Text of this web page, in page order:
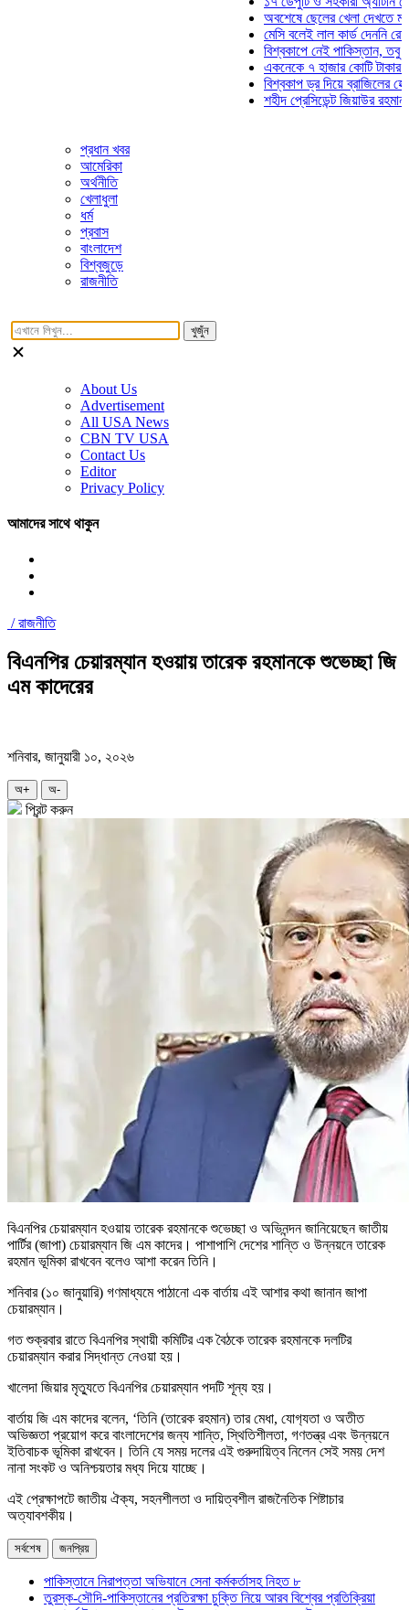
অবশেষে ছেলের খেলা দেখতে মাঠে
মেসি বলেই লাল কার্ড দেননি
বিশ্বকাপে নেই পাকিস্তান, তবু
একনেকে ৭ হাজার কোটি টাকার ৫
বিশ্বকাপ ড্র দিয়ে ব্রাজিলের হেক্সা
শহীদ প্রেসিডেন্ট জিয়াউর রহমান
প্রধান খবর
আমেরিকা
অর্থনীতি
খেলাধুলা
ধর্ম
প্রবাস
বাংলাদেশ
বিশ্বজুড়ে
রাজনীতি
খুজুঁন
About Us
Advertisement
All USA News
CBN TV USA
Contact Us
Editor
Privacy Policy
আমাদের সাথে থাকুন
/রাজনীতি
বিএনপির চেয়ারম্যান হওয়ায় তারেক রহমানকে শুভেচ্ছা জি
এম কাদেরের
শনিবার, জানুয়ারী ১০, ২০২৬
অ+ অ-
প্রিন্ট করুন
বিএনপির চেয়ারম্যান হওয়ায় তারেক রহমানকে শুভেচ্ছা ও অভিনন্দন জানিয়েছেন জাতীয়
পার্টির (জাপা) চেয়ারম্যান জি এম কাদের। পাশাপাশি দেশের শান্তি ও উন্নয়নে তারেক
রহমান ভূমিকা রাখবেন বলেও আশা করেন তিনি।
শনিবার (১০ জানুয়ারি) গণমাধ্যমে পাঠানো এক বার্তায় এই আশার কথা জানান জাপা
চেয়ারম্যান।
গত শুক্রবার রাতে বিএনপির স্থায়ী কমিটির এক বৈঠকে তারেক রহমানকে দলটির
চেয়ারম্যান করার সিদ্ধান্ত নেওয়া হয়।
খালেদা জিয়ার মৃত্যুতে বিএনপির চেয়ারম্যান পদটি শূন্য হয়।
বার্তায় জি এম কাদের বলেন, ‘তিনি (তারেক রহমান) তার মেধা, যোগ‌্যতা ও অতীত
অভিজ্ঞতা প্রয়োগ করে বাংলাদেশের জন্য শান্তি, স্থিতিশীলতা, গণতন্ত্র এবং উন্নয়নে
ইতিবাচক ভূমিকা রাখবেন। তিনি যে সময় দলের এই গুরুদায়িত্ব নিলেন সেই সময় দেশ
নানা সংকট ও অনিশ্চয়তার মধ্য দিয়ে যাচ্ছে।
এই প্রেক্ষাপটে জাতীয় ঐক্য, সহনশীলতা ও দায়িত্বশীল রাজনৈতিক শিষ্টাচার
অত্যাবশকীয়।
সর্বশেষ জনপ্রিয়
পাকিস্তানে নিরাপত্তা অভিযানে সেনা কর্মকর্তাসহ নিহত ৮
তুরস্ক-সৌদি-পাকিস্তানের প্রতিরক্ষা চুক্তি নিয়ে আরব বিশ্বের প্রতিক্রিয়া